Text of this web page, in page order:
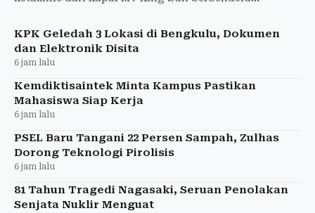
KPK Geledah 3 Lokasi di Bengkulu, Dokumen
dan Elektronik Disita
6 jam lalu
Kemdiktisaintek Minta Kampus Pastikan
Mahasiswa Siap Kerja
6 jam lalu
PSEL Baru Tangani 22 Persen Sampah, Zulhas
Dorong Teknologi Pirolisis
6 jam lalu
81 Tahun Tragedi Nagasaki, Seruan Penolakan
Senjata Nuklir Menguat